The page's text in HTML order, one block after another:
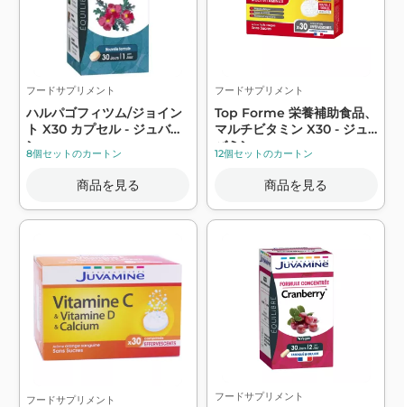
フードサプリメント
ハルパゴフィツム/ジョイン
ト X30 カプセル - ジュバミ
ン
8個セットのカートン
商品を見る
フードサプリメント
Top Forme 栄養補助食品、
マルチビタミン X30 - ジュ
バミン
12個セットのカートン
商品を見る
フードサプリメント フードサプリメント